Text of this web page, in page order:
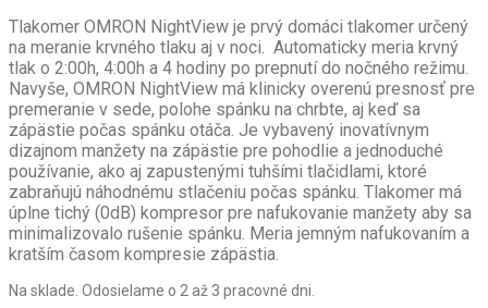
Tlakomer OMRON NightView je prvý domáci tlakomer určený
na meranie krvného tlaku aj v noci. Automaticky meria krvný
tlak o 2:00h, 4:00h a 4 hodiny po prepnutí do nočného režimu.
Navyše, OMRON NightView má klinicky overenú presnosť pre
premeranie v sede, polohe spánku na chrbte, aj keď sa
zápästie počas spánku otáča. Je vybavený inovatívnym
dizajnom manžety na zápästie pre pohodlie a jednoduché
používanie, ako aj zapustenými tuhšími tlačidlami, ktoré
zabraňujú náhodnému stlačeniu počas spánku. Tlakomer má
úplne tichý (0dB) kompresor pre nafukovanie manžety aby sa
minimalizovalo rušenie spánku. Meria jemným nafukovaním a
kratším časom kompresie zápästia.
Na sklade. Odosielame o 2 až 3 pracovné dni.